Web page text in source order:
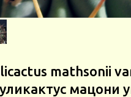
mathsonii
мацони